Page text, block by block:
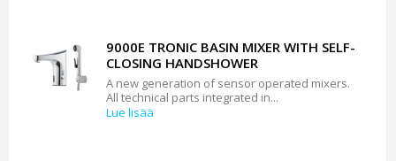
9000E TRONIC BASIN MIXER WITH SELF-
CLOSING HANDSHOWER
A new generation of sensor operated mixers.
All technical parts integrated in...
Lue lisää